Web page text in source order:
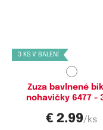
3 KS V BALENÍ
Zuza bavlnené
nohavičky 6477 -
€ 2.99/ks